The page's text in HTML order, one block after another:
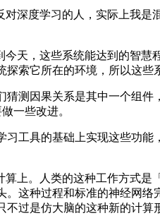
深度学习的人，实际上我
，这些系统能达到的智慧
索它所在的环境，所以这些
因果关系是其中一个组件
一些改进。
具的基础上实现这些功能
。人类的这种工作方式是
这种过程和标准的神经网
过是仿大脑的这种新的计算